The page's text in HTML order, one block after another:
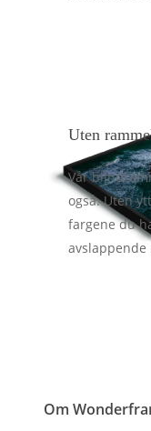
Uten
Vår
også. Uten
fargene du
avslappende
Om